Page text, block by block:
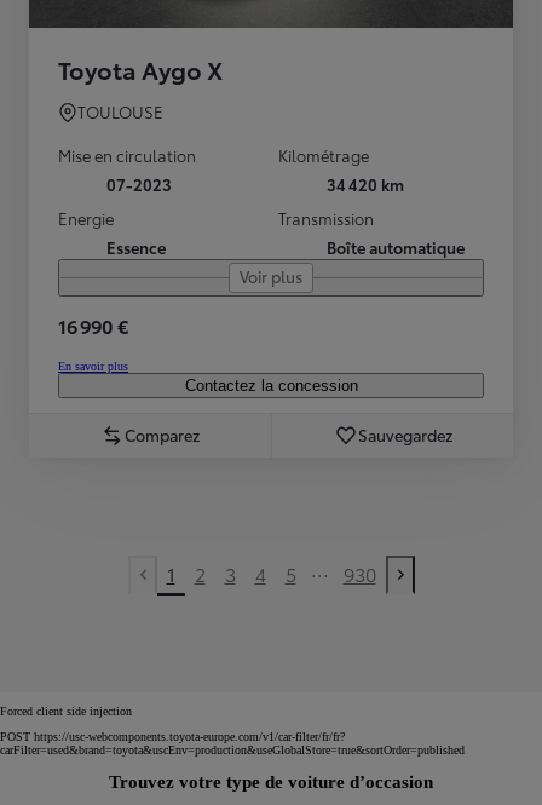
Toyota Aygo X
TOULOUSE
Mise en circulation
07-2023
Kilométrage
34 420 km
Energie
Essence
Transmission
Boîte automatique
Voir plus
16 990 €
En savoir plus
Contactez la concession
Comparez Sauvegardez
Previous page
1 2 3 4 5 ... 930
Next page
Forced client side injection
POST https://usc-webcomponents.toyota-europe.com/v1/car-filter/fr/fr?
carFilter=used&brand=toyota&uscEnv=production&useGlobalStore=true&sortOrder=published
Trouvez votre type de voiture d’occasion